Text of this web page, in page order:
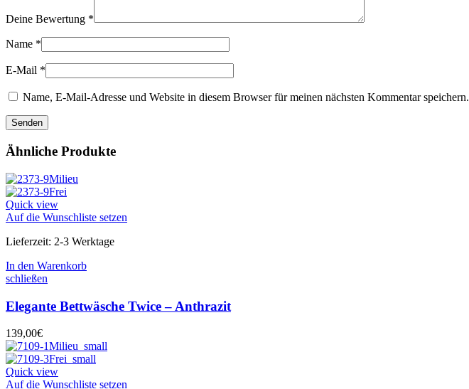
Deine Bewertung *
Name *
E-Mail *
Name, E-Mail-Adresse und Website in diesem Browser für meinen nächsten Kommentar speichern.
Ähnliche Produkte
Quick view
Auf die Wunschliste setzen
Lieferzeit: 2-3 Werktage
In den Warenkorb
schließen
Elegante Bettwäsche Twice – Anthrazit
139,00€
Quick view
Auf die Wunschliste setzen